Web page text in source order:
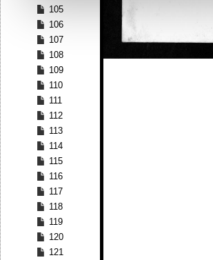
105
106
107
108
109
110
111
112
113
114
115
116
117
118
119
120
121